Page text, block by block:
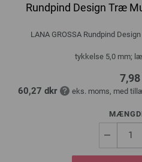
Rundpind Design Træ
LANA GROSSA Rundpind
tykkelse 5,0 mm;
60,27 dkr eks. moms, med